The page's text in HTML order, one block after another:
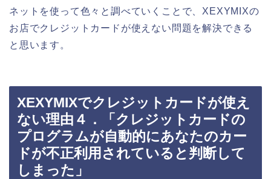
ネットを使って色々と調べていくことで、XEXYMIXの
お店でクレジットカードが使えない問題を解決できる
と思います。
XEXYMIXでクレジットカードが使え
ない理由４．「クレジットカードの
プログラムが自動的にあなたのカー
ドが不正利用されていると判断して
しまった」